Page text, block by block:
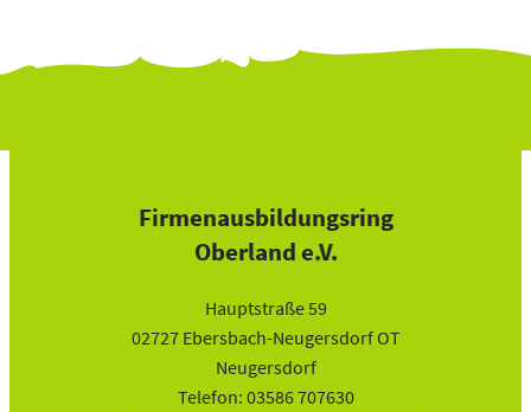
Firmenausbildungsring
Oberland e.V.
Hauptstraße 59
02727 Ebersbach-Neugersdorf OT
Neugersdorf
Telefon: 03586 707630